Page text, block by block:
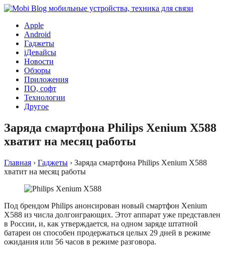
Apple
Android
Гаджеты
iДевайсы
Новости
Обзоры
Приложения
ПО, софт
Технологии
Другое
Заряда смартфона Philips Xenium X588
хватит на месяц работы
Главная › Гаджеты › Заряда смартфона Philips Xenium X588
хватит на месяц работы
Под брендом Philips анонсирован новый смартфон Xenium
X588 из числа долгоиграющих. Этот аппарат уже представлен
в России, и, как утверждается, на одном заряде штатной
батареи он способен продержаться целых 29 дней в режиме
ожидания или 56 часов в режиме разговора.